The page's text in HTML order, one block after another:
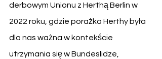
derbowym Unionu z Herthą Berlin w
2022 roku, gdzie porażka Herthy była
dla nas ważna w kontekście
utrzymania się w Bundeslidze,